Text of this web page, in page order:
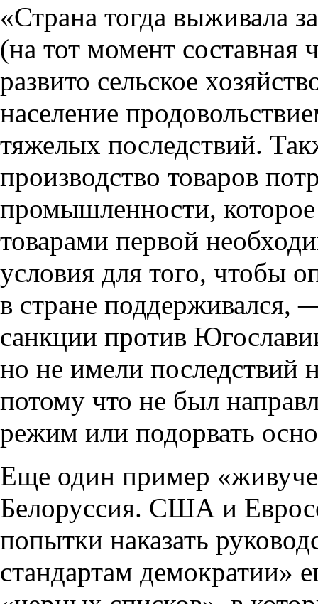
«Страна тогда выживала
(на тот момент
развито сельское
население
тяжелых последствий.
производство товаров
промышленности, которое
товарами первой
условия для того, чтобы
в стране поддерживался,
санкции против
но не имели последствий
потому что не был
режим или подорвать
Еще один пример
Белоруссия. США и
попытки наказать
стандартам демократии»